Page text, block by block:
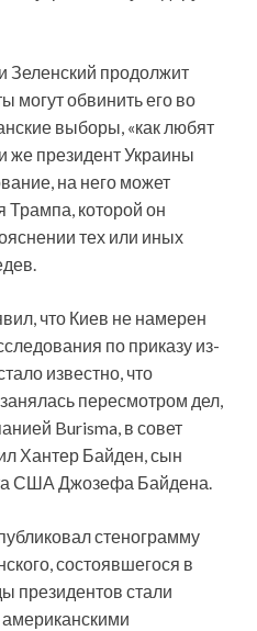
Зеленский продолжит
могут обвинить его во
выборы, «как любят
же президент Украины
на него может
Трампа, которой он
тех или иных
что Киев не намерен
по приказу из-
известно, что
пересмотром дел,
Burisma, в совет
Хантер Байден, сын
США Джозефа Байдена.
стенограмму
состоявшегося в
президентов стали